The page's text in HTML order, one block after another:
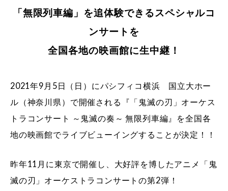
「無限列車編」を追体験できるスペシャルコ
ンサートを
全国各地の映画館に生中継！
2021年9月5日（日）にパシフィコ横浜 国立大ホー
ル（神奈川県）で開催される『「鬼滅の刃」オーケス
トラコンサート ～鬼滅の奏～ 無限列車編』を全国各
地の映画館でライブビューイングすることが決定！！
昨年11月に東京で開催し、大好評を博したアニメ「鬼
滅の刃」オーケストラコンサートの第2弾！